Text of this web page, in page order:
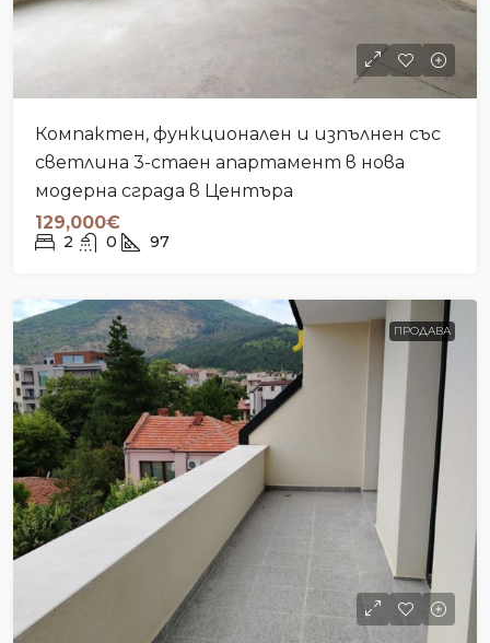
Компактен, функционален и изпълнен със
светлина 3-стаен апартамент в нова
модерна сграда в Центъра
129,000€
2 0 97
ПРОДАВА